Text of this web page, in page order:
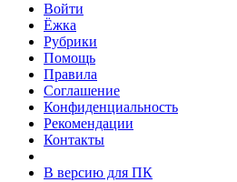
Войти
Ёжка
Рубрики
Помощь
Правила
Соглашение
Конфиденциальность
Рекомендации
Контакты
В версию для ПК